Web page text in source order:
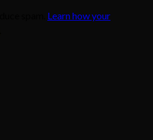
Learn how your